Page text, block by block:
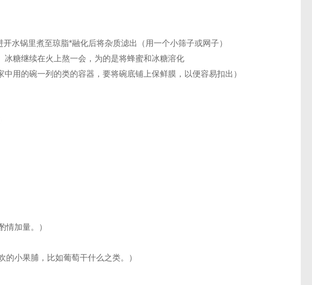
水锅里煮至琼脂*融化后将杂质滤出（用一个小筛子或网子）
糖继续在火上熬一会，为的是将蜂蜜和冰糖溶化
用的碗一列的类的容器，要将碗底铺上保鲜膜，以便容易扣出）
情加量。）
小果脯，比如葡萄干什么之类。）